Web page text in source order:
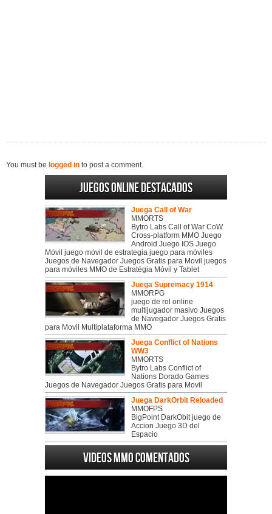
You must be logged in to post a comment.
Juegos online destacados
Juega Call of War
MMORTS
Bytro Labs Call of War CoW
Cross-platform MMO Juego
Android Juego IOS Juego
Móvil juego móvil de estrategia juego para móviles
Juegos de Navegador Juegos Gratis para Movil juegos
para móviles MMO de Estratégia Móvil y Tablet
Juega Supremacy 1914
MMORPG
juego de rol online
multijugador masivo Juegos
de Navegador Juegos Gratis
para Movil Multiplataforma MMO
Juega Conflict of Nations
WW3
MMORTS
Bytro Labs Conflict of
Nations Dorado Games
Juegos de Navegador Juegos Gratis para Movil
Juega DarkOrbit Reloaded
MMOFPS
BigPoint DarkObit juego de
Accion Juego 3D del
Espacio
Videos MMO Comentados